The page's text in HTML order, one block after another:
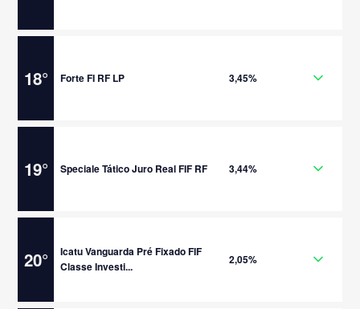
18° Forte FI RF LP 3,45%
19° Speciale Tático Juro Real FIF RF 3,44%
20°
Icatu Vanguarda Pré Fixado FIF
Classe Investi...
2,05%